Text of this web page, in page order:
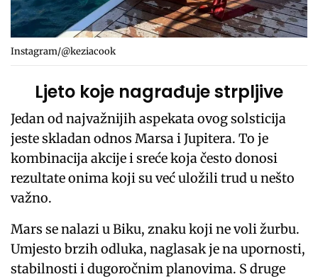
Instagram/@keziacook
Ljeto koje nagrađuje strpljive
Jedan od najvažnijih aspekata ovog solsticija
jeste skladan odnos Marsa i Jupitera. To je
kombinacija akcije i sreće koja često donosi
rezultate onima koji su već uložili trud u nešto
važno.
Mars se nalazi u Biku, znaku koji ne voli žurbu.
Umjesto brzih odluka, naglasak je na upornosti,
stabilnosti i dugoročnim planovima. S druge